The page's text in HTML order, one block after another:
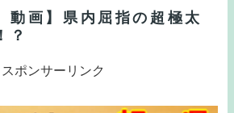
動画】県内屈指の超極太
？
スポンサーリンク